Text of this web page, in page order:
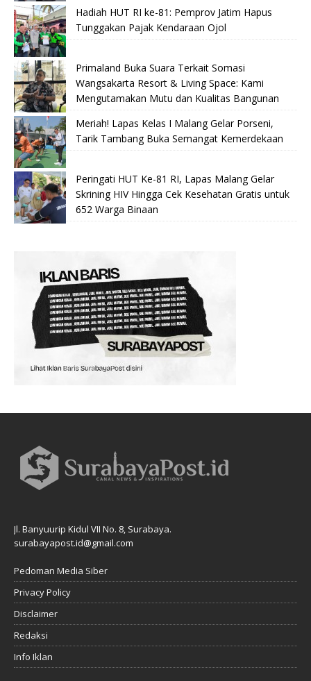
Hadiah HUT RI ke-81: Pemprov Jatim Hapus
Tunggakan Pajak Kendaraan Ojol
Primaland Buka Suara Terkait Somasi
Wangsakarta Resort & Living Space: Kami
Mengutamakan Mutu dan Kualitas Bangunan
Meriah! Lapas Kelas I Malang Gelar Porseni,
Tarik Tambang Buka Semangat Kemerdekaan
Peringati HUT Ke-81 RI, Lapas Malang Gelar
Skrining HIV Hingga Cek Kesehatan Gratis untuk
652 Warga Binaan
Jl. Banyuurip Kidul VII No. 8, Surabaya.
surabayapost.id@gmail.com
Pedoman Media Siber
Privacy Policy
Disclaimer
Redaksi
Info Iklan